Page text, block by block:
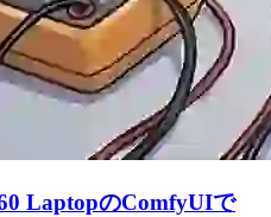
LaptopのComfyUIで